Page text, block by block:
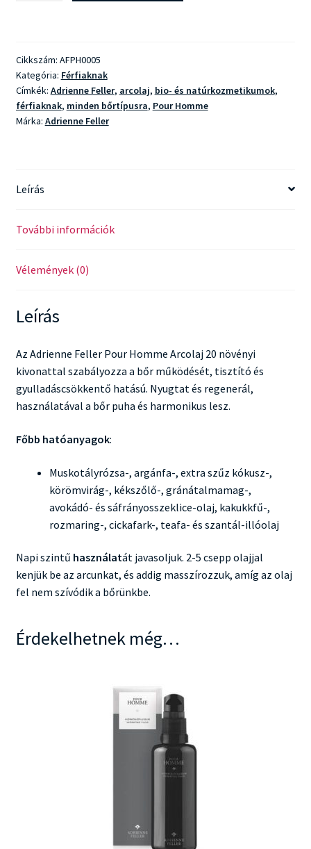
mennyiség
Cikkszám: AFPH0005
Kategória: Férfiaknak
Címkék: Adrienne Feller, arcolaj, bio- és natúrkozmetikumok,
férfiaknak, minden bőrtípusra, Pour Homme
Márka: Adrienne Feller
Leírás
További információk
Vélemények (0)
Leírás
Az Adrienne Feller Pour Homme Arcolaj 20 növényi
kivonattal szabályozza a bőr működését, tisztító és
gyulladáscsökkentő hatású. Nyugtat és regenerál,
használatával a bőr puha és harmonikus lesz.
Főbb hatóanyagok:
Muskotályrózsa-, argánfa-, extra szűz kókusz-,
körömvirág-, kékszőlő-, gránátalmamag-,
avokádó- és sáfrányosszeklice-olaj, kakukkfű-,
rozmaring-, cickafark-, teafa- és szantál-illóolaj
Napi szintű használatát javasoljuk. 2-5 csepp olajjal
kenjük be az arcunkat, és addig masszírozzuk, amíg az olaj
fel nem szívódik a bőrünkbe.
Érdekelhetnek még…